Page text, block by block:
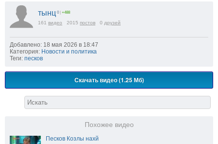
тынц 0 +488
161 видео 2015 постов 0 друзей
Добавлено: 18 мая 2026 в 18:47
Категория: Новости и политика
Теги: песков
Скачать видео (1.25 Мб)
Похожее видео
Песков Козлы нахй